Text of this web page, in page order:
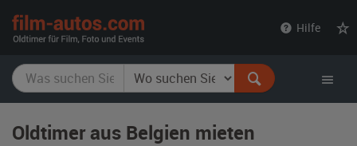
Hilfe
Oldtimer aus Belgien mieten